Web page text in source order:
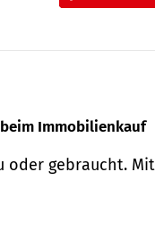
Immobilienkauf
oder gebraucht.